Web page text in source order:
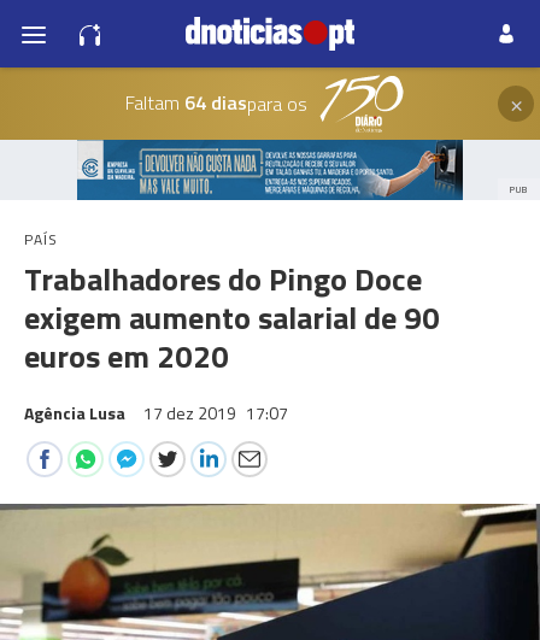
Faltam 64 diaspara os ×
PUB
PAÍS
Trabalhadores do Pingo Doce
exigem aumento salarial de 90
euros em 2020
Agência Lusa 17 dez 2019 17:07